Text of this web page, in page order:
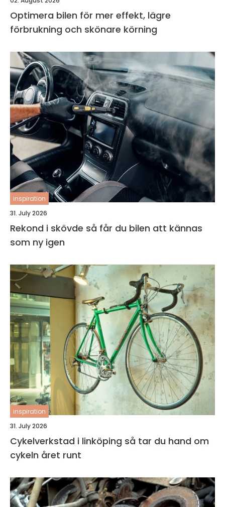
Optimera bilen för mer effekt, lägre
förbrukning och skönare körning
inspiration
31. July 2026
Rekond i skövde så får du bilen att kännas
som ny igen
inspiration
31. July 2026
Cykelverkstad i linköping så tar du hand om
cykeln året runt